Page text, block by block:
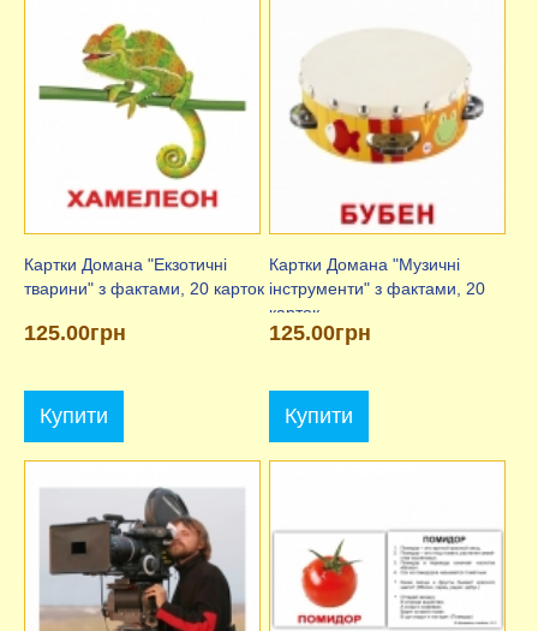
Картки Домана "Екзотичні
тварини" з фактами, 20 карток
125.00грн
Купити
Картки Домана "Музичні
інструменти" з фактами, 20
карток
125.00грн
Купити